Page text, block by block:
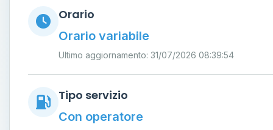
Orario
Orario variabile
Ultimo aggiornamento: 31/07/2026 08:39:54
Tipo servizio
Con operatore